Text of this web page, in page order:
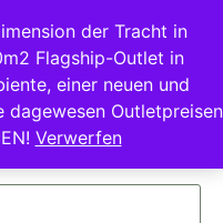
der Tracht in
Flagship-Outlet in
einer neuen und
dagewesen Outletpreisen
Verwerfen